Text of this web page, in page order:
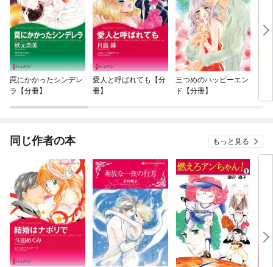
罠にかかったシンデレ
ラ【分冊】
愛人と呼ばれても【分
冊】
三つめのハッピーエン
ド【分冊】
フ
同じ作者の本 もっと見る